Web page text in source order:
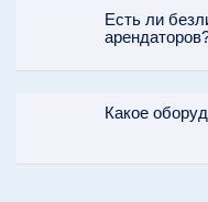
1
Есть ли
Какое